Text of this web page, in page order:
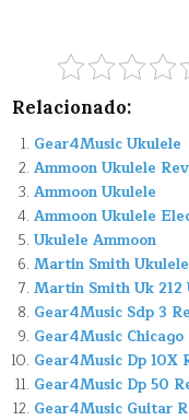
Relacionado:
Gear4Music Ukulele
Ammoon Ukulele
Ammoon Ukulele
Ammoon Ukulele
Ukulele Ammoon
Martin Smith Ukulele
Martin Smith Uk 212
Gear4Music Sdp 3
Gear4Music
Gear4Music Dp 10X
Gear4Music Dp 50
Gear4Music Guitar